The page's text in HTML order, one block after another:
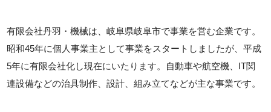
有限会社丹羽・機械は、岐阜県岐阜市で事業を営む企業です。
昭和45年に個人事業主として事業をスタートしましたが、平成
5年に有限会社化し現在にいたります。自動車や航空機、IT関
連設備などの治具制作、設計、組み立てなどが主な事業です。